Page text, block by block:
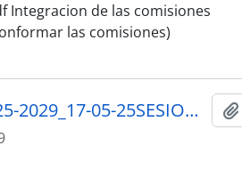
Integracion de las comisiones
las comisiones)
001_CONVOCATORIA SESION No. 002-AN-2025-2029_17-05-25SESION DE PLENO N 002 ASAMBLEA NACIONAL 2025-2027